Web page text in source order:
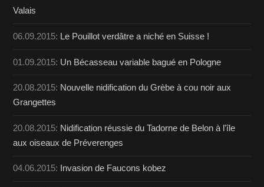
Valais
06.09.2015: Le Pouillot verdâtre a niché en Suisse !
01.09.2015: Un Bécasseau variable bagué en Pologne
20.08.2015: Nouvelle nidification du Grèbe à cou noir aux
Grangettes
20.08.2015: Nidification réussie du Tadorne de Belon à l'île
aux oiseaux de Préverenges
04.06.2015: Invasion de Faucons kobez